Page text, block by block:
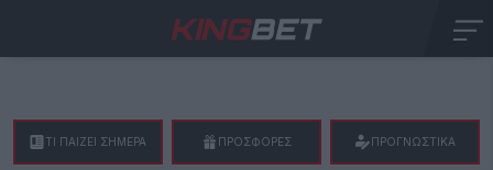
ΤΙ ΠΑΙΖΕΙ ΣΗΜΕΡΑ ΠΡΟΣΦΟΡΕΣ ΠΡΟΓΝΩΣΤΙΚΑ